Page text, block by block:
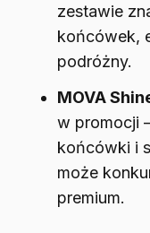
zestawie
końcówek,
podróżny.
MOVA
w promocji
końcówki i
może
premium.